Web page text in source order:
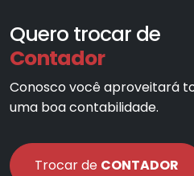
Quero trocar de
Contador
Conosco você aproveitará
uma boa contabilidade.
Trocar de CONTADOR